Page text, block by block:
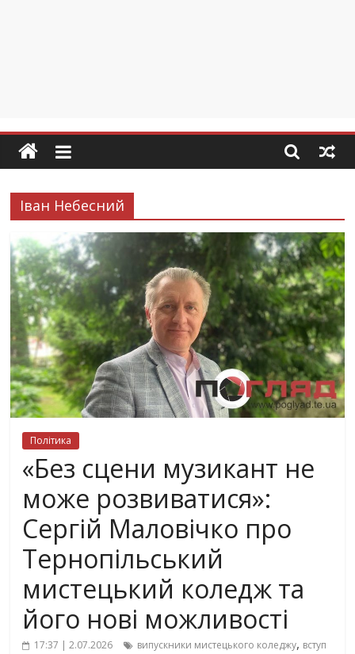
Іван Небесний
Політика
«Без сцени музикант не
може розвиватися»:
Сергій Маловічко про
Тернопільський
мистецький коледж та
його нові можливості
17:37 | 2.07.2026 випускники мистецького коледжу, вступ